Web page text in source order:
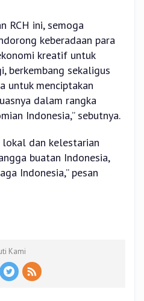
RCH ini, semoga
keberadaan para
kreatif untuk
berkembang sekaligus
untuk menciptakan
dalam rangka
Indonesia,” sebutnya.
dan kelestarian
buatan Indonesia,
Indonesia,” pesan
Kami